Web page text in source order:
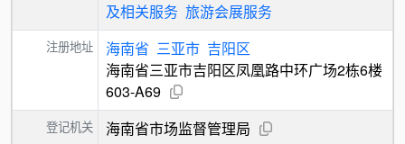
及相关服务 旅游会展服务
注册地址 海南省 三亚市 吉阳区
海南省三亚市吉阳区凤凰路中环广场2栋6楼
603-A69
登记机关 海南省市场监督管理局